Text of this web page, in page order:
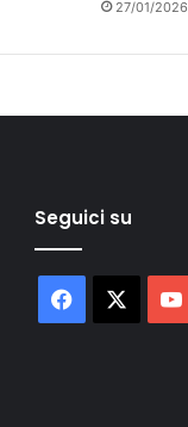
27/01/2026
Seguici su
Facebook